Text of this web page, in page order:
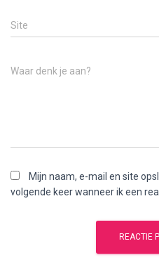
Site
Waar denk je aan?
Mijn naam, e-mail en site
volgende keer wanneer ik een